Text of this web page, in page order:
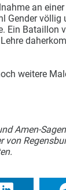
an einer
Gender
Ein Bataillon
weitere
Amen-